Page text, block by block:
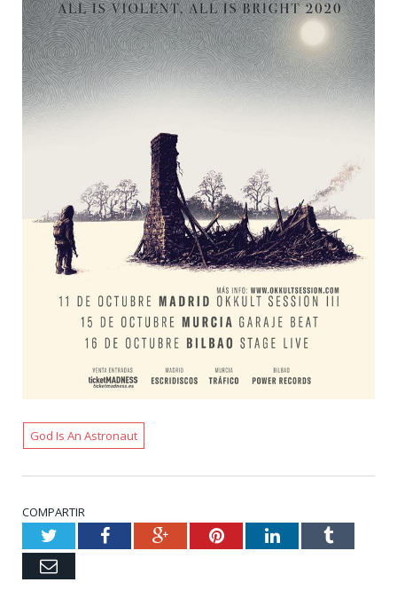
God Is An Astronaut
COMPARTIR
TwitterFacebookGoogle+PinterestLinkedInTumblr
Email